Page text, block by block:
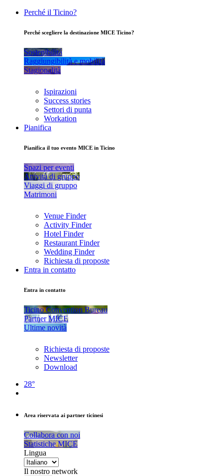
Perché il Ticino?
Perché scegliere la destinazione MICE Ticino?
Sostenibilità
Raggiungibilità e mobilità
Stagionalità
Ispirazioni
Success stories
Settori di punta
Workation
Pianifica
Pianifica il tuo evento MICE in Ticino
Spazi per eventi
Attività di gruppo
Viaggi di gruppo
Matrimoni
Venue Finder
Activity Finder
Hotel Finder
Restaurant Finder
Wedding Finder
Richiesta di proposte
Entra in contatto
Entra in contatto
Ticino Convention Bureau
Partner MICE
Ultime novità
Richiesta di proposte
Newsletter
Download
28°
Area riservata ai partner ticinesi
Collabora con noi
Statistiche MICE
Lingua
Il nostro network